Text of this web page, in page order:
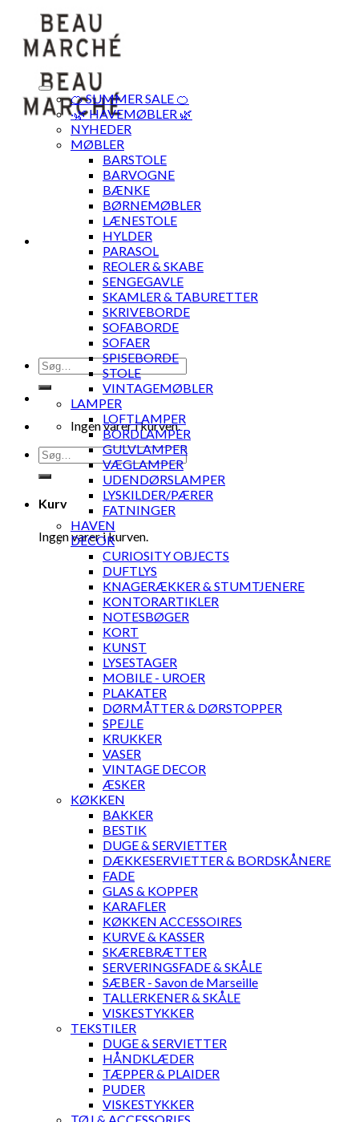
content
Søg
efter:
Ingen varer i kurven.
Søg
efter:
Kurv
Ingen varer i kurven.
🍊 SUMMER SALE 🍊
·🌿 HAVEMØBLER 🌿
NYHEDER
MØBLER
BARSTOLE
BARVOGNE
BÆNKE
BØRNEMØBLER
LÆNESTOLE
HYLDER
PARASOL
REOLER & SKABE
SENGEGAVLE
SKAMLER & TABURETTER
SKRIVEBORDE
SOFABORDE
SOFAER
SPISEBORDE
STOLE
VINTAGEMØBLER
LAMPER
LOFTLAMPER
BORDLAMPER
GULVLAMPER
VÆGLAMPER
UDENDØRSLAMPER
LYSKILDER/PÆRER
FATNINGER
HAVEN
DECOR
CURIOSITY OBJECTS
DUFTLYS
KNAGERÆKKER & STUMTJENERE
KONTORARTIKLER
NOTESBØGER
KORT
KUNST
LYSESTAGER
MOBILE - UROER
PLAKATER
DØRMÅTTER & DØRSTOPPER
SPEJLE
KRUKKER
VASER
VINTAGE DECOR
ÆSKER
KØKKEN
BAKKER
BESTIK
DUGE & SERVIETTER
DÆKKESERVIETTER & BORDSKÅNERE
FADE
GLAS & KOPPER
KARAFLER
KØKKEN ACCESSOIRES
KURVE & KASSER
SKÆREBRÆTTER
SERVERINGSFADE & SKÅLE
SÆBER - Savon de Marseille
TALLERKENER & SKÅLE
VISKESTYKKER
TEKSTILER
DUGE & SERVIETTER
HÅNDKLÆDER
TÆPPER & PLAIDER
PUDER
VISKESTYKKER